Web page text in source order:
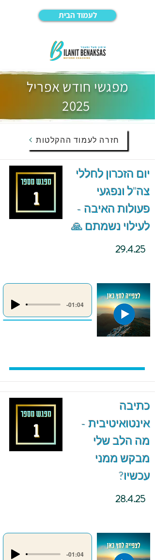
לעמוד הבית
מפגשי חודש אפריל
חזרה לעמוד ההקלטות
יום הזכרון לחללי
צה"ל ונפגעי
פעולות האיבה -
לעילוי נשמתם 🙏
29.4.25
-01:04
כתיבה
אינטואיטיבית -
מה הלב שלי
מבקש ממני
עכשיו?
28.4.25
-01:04